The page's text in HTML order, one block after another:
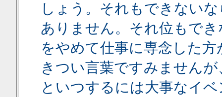
しょう。それもできない
ありません。それ位もで
をやめて仕事に専念した
きつい言葉ですみません
といつするには大事なイ